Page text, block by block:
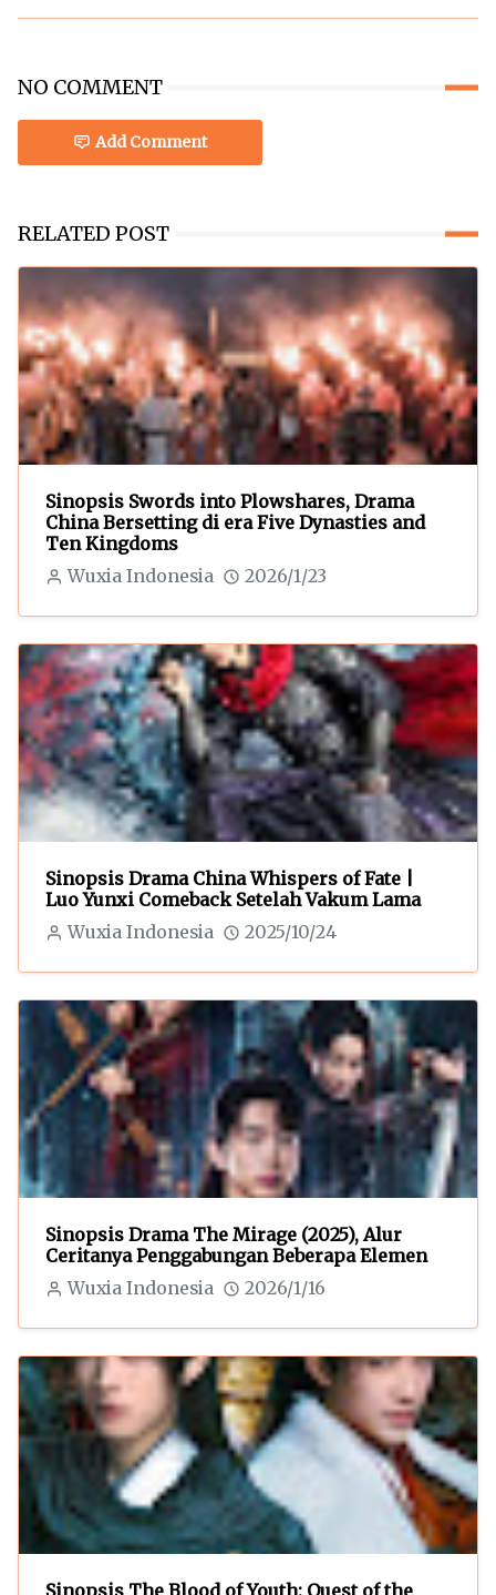
NO COMMENT
Add Comment
RELATED POST
Sinopsis Swords into Plowshares, Drama
China Bersetting di era Five Dynasties and
Ten Kingdoms
Wuxia Indonesia 2026/1/23
Sinopsis Drama China Whispers of Fate |
Luo Yunxi Comeback Setelah Vakum Lama
Wuxia Indonesia 2025/10/24
Sinopsis Drama The Mirage (2025), Alur
Ceritanya Penggabungan Beberapa Elemen
Wuxia Indonesia 2026/1/16